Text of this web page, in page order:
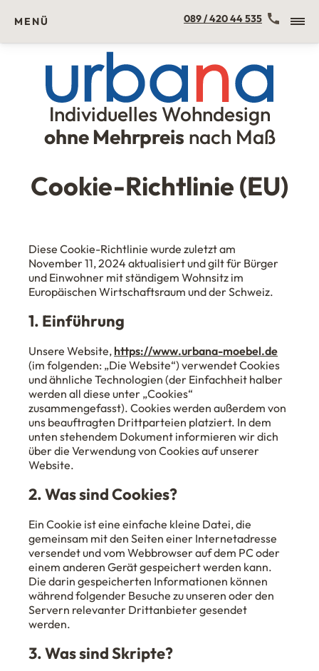
Urbana Möbel
Individuelles Wohndesign
ohne Mehrpreis nach Maß
MENÜ
Kontakt 089 / 420 44 535
Cookie-Richtlinie (EU)
Diese Cookie-Richtlinie wurde zuletzt am
November 11, 2024 aktualisiert und gilt für Bürger
und Einwohner mit ständigem Wohnsitz im
Europäischen Wirtschaftsraum und der Schweiz.
1. Einführung
Unsere Website, https://www.urbana-moebel.de
(im folgenden: „Die Website“) verwendet Cookies
und ähnliche Technologien (der Einfachheit halber
werden all diese unter „Cookies“
zusammengefasst). Cookies werden außerdem von
uns beauftragten Drittparteien platziert. In dem
unten stehendem Dokument informieren wir dich
über die Verwendung von Cookies auf unserer
Website.
2. Was sind Cookies?
Ein Cookie ist eine einfache kleine Datei, die
gemeinsam mit den Seiten einer Internetadresse
versendet und vom Webbrowser auf dem PC oder
einem anderen Gerät gespeichert werden kann.
Die darin gespeicherten Informationen können
während folgender Besuche zu unseren oder den
Servern relevanter Drittanbieter gesendet
werden.
3. Was sind Skripte?